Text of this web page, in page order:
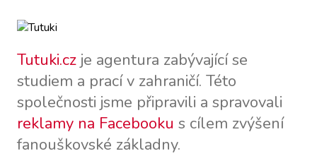
Tutuki.cz je agentura zabývající se
studiem a prací v zahraničí. Této
společnosti jsme připravili a spravovali
reklamy na Facebooku s cílem zvýšení
fanouškovské základny.